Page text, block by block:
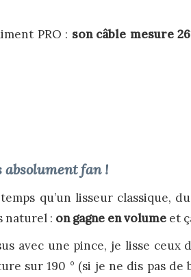
PRO : son câble mesure
absolument fan !
qu’un lisseur classique,
naturel : on gagne en volume et
avec une pince, je lisse ceux
sur 190 ° (si je ne dis pas